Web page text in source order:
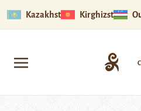
Kazakhstan Kirghizstan